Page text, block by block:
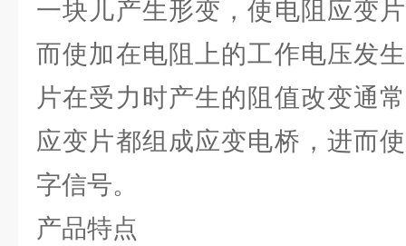
一块儿产生形变，使电阻应变
而使加在电阻上的工作电压发
片在受力时产生的阻值改变通
应变片都组成应变电桥，进而
字信号。
产品特点